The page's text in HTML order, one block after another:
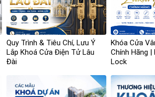
Quy Trình & Tiêu Chí, Lưu Ý
Lắp Khoá Cửa Điện Tử Lâu
Đài
Khóa Cửa
Chính Hãng |
Lock